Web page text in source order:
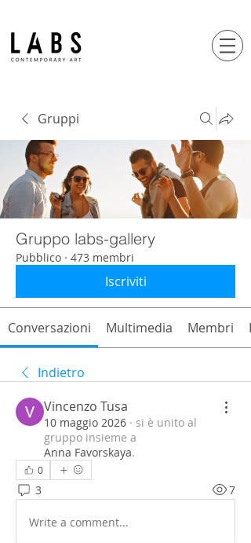
Gruppi
Gruppo labs-gallery
Pubblico · 473 membri
Iscriviti
Conversazioni Multimedia Membri
Indietro
Vincenzo Tusa
10 maggio 2026 · si è unito al
gruppo insieme a
Anna Favorskaya.
0
3 7
Write a comment...